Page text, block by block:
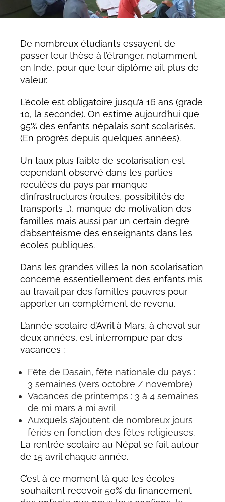
De nombreux étudiants essayent de
passer leur thèse à l’étranger, notamment
en Inde, pour que leur diplôme ait plus de
valeur.
L’école est obligatoire jusqu’à 16 ans (grade
10, la seconde). On estime aujourd’hui que
95% des enfants népalais sont scolarisés.
(En progrès depuis quelques années).
Un taux plus faible de scolarisation est
cependant observé dans les parties
reculées du pays par manque
d’infrastructures (routes, possibilités de
transports …), manque de motivation des
familles mais aussi par un certain degré
d’absentéisme des enseignants dans les
écoles publiques.
Dans les grandes villes la non scolarisation
concerne essentiellement des enfants mis
au travail par des familles pauvres pour
apporter un complément de revenu.
L’année scolaire d’Avril à Mars, à cheval sur
deux années, est interrompue par des
vacances :
Fête de Dasain, fête nationale du pays :
3 semaines (vers octobre / novembre)
Vacances de printemps : 3 à 4 semaines
de mi mars à mi avril
Auxquels s’ajoutent de nombreux jours
fériés en fonction des fêtes religieuses.
La rentrée scolaire au Népal se fait autour
de 15 avril chaque année.
C’est à ce moment là que les écoles
souhaitent recevoir 50% du financement